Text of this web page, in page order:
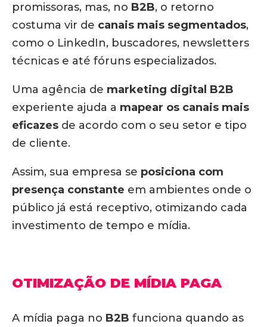
promissoras, mas, no B2B, o retorno
costuma vir de canais mais segmentados,
como o LinkedIn, buscadores, newsletters
técnicas e até fóruns especializados.
Uma agência de marketing digital B2B
experiente ajuda a mapear os canais mais
eficazes de acordo com o seu setor e tipo
de cliente.
Assim, sua empresa se posiciona com
presença constante em ambientes onde o
público já está receptivo, otimizando cada
investimento de tempo e mídia.
OTIMIZAÇÃO DE MÍDIA PAGA
A mídia paga no B2B funciona quando as